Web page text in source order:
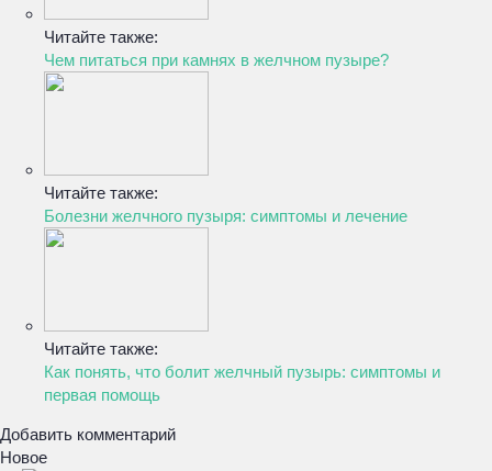
Читайте также:
Чем питаться при камнях в желчном пузыре?
Читайте также:
Болезни желчного пузыря: симптомы и лечение
Читайте также:
Как понять, что болит желчный пузырь: симптомы и
первая помощь
Добавить комментарий
Новое